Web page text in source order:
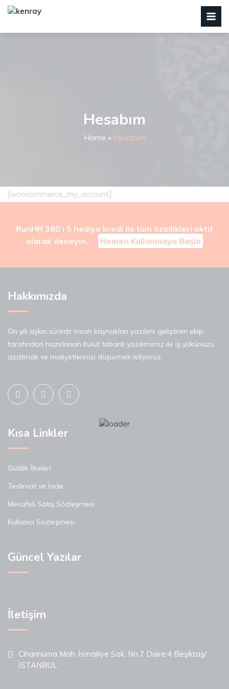
Hesabım
Home » Hesabım
[woocommerce_my_account]
RunHR 360’ı 5 hediye kredi ile tüm özellikleri aktif
olarak deneyin.
Hemen Kullanmaya Başla
Hakkımızda
On yılı aşkın süredir insan kaynakları yazılımı geliştiren ekip
tarafından hazırlanan bulut tabanlı yazılımımız ile iş yükünüzü
azatmak ve maliyetlerinizi düşürmek istiyoruz.
Kısa Linkler
Gizlilik İlkeleri
Teslimat ve İade
Mesafeli Satış Sözleşmesi
Kullanıcı Sözleşmesi
Güncel Yazılar
İletişim
Cihannüma Mah. İsmailiye Sok. No:7 Daire:4 Beşiktaş/
İSTANBUL